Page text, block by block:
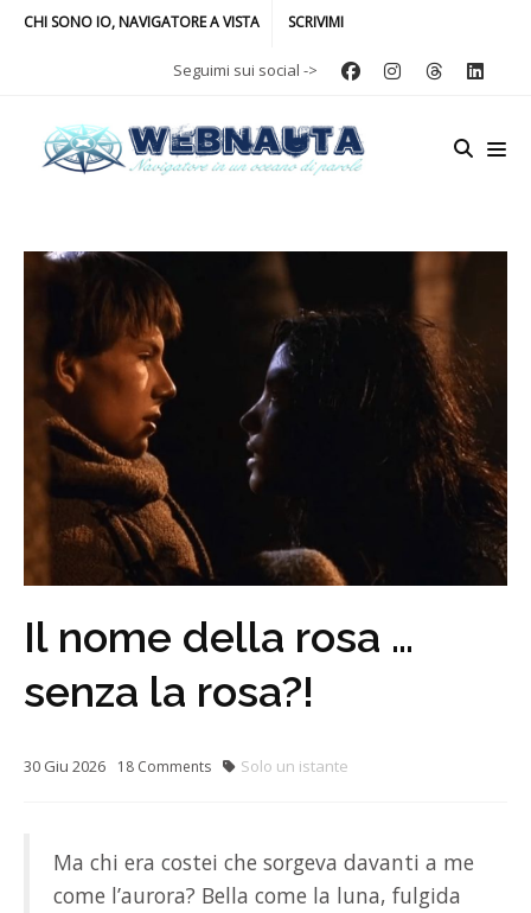
CHI SONO IO, NAVIGATORE A VISTA SCRIVIMI
Seguimi sui social ->
Il nome della rosa …
senza la rosa?!
30 Giu 2026 18 Comments Solo un istante
Ma chi era costei che sorgeva davanti a me
come l’aurora? Bella come la luna, fulgida